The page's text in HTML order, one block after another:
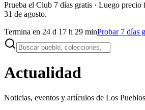
Prueba el Club 7 días gratis · Luego precio
31 de agosto.
Termina en 24 d 17 h 29 minProbar 7 días
Actualidad
Noticias, eventos y artículos de Los